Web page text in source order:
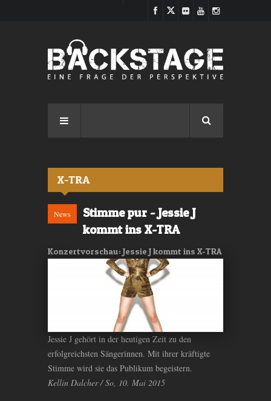
X-TRA
News
Stimme pur - Jessie J
kommt ins X-TRA
Konzertvorschau: Jessie J kommt ins X-TRA
Jessie J gehört in der heutigen Zeit zu den
erfolgreichsten Sängerinnen. Mit ihrer kräftigte
Stimme wird sie das Publikum begeistern.
Kellin Dalcher / So, 10. Mai 2015